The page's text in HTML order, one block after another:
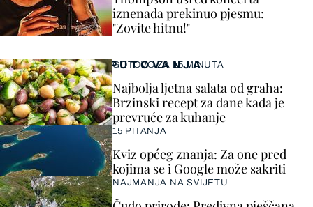
iznenada prekinuo pjesmu:
"Zovite hitnu!"
PUTOVANJA
GOTOVO ZA 15 MINUTA
Najbolja ljetna salata od graha:
Brzinski recept za dane kada je
prevruće za kuhanje
15 PITANJA
Kviz općeg znanja: Za one pred
kojima se i Google može sakriti
NAJMANJA NA SVIJETU